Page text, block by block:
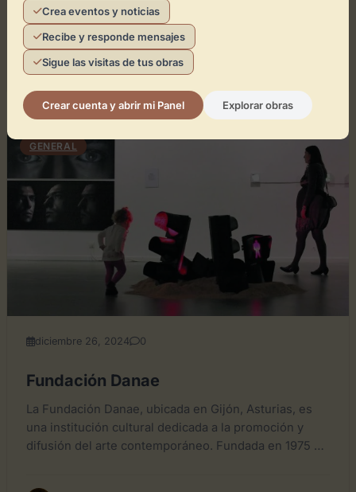
contemporáneas. Este centro impulsa la creación,
difusión y debate sobre...
Directorio de Arte
GENERAL
diciembre 26, 2024 0
Fundación Danae
La Fundación Danae, ubicada en Gijón, Asturias, es
una institución cultural dedicada a la promoción y
difusión del arte contemporáneo. Fundada en 1975 en
Crea eventos y noticias
Recibe y responde mensajes
Sigue las visitas de tus obras
Crear cuenta y abrir mi Panel Explorar obras